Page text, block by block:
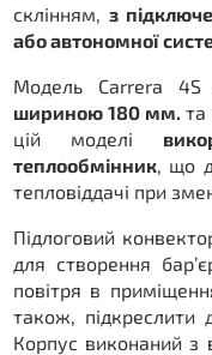
склінням, з
або автономної
Модель Carrera
шириною 180 мм.та
цій моделі
теплообмінник , що
тепловіддачі при
Підлоговий
для створення
повітря в
також, підкреслити
Корпус виконаний з